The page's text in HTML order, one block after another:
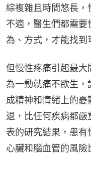
綜複雜且時間悠長，
不適，醫生們都需
為、方式，才能找到
但慢性疼痛引起最大
為一動就痛不欲生，
成精神和情緒上的
退，比任何疾病都
表的研究結果，患
心臟和腦血管的風險